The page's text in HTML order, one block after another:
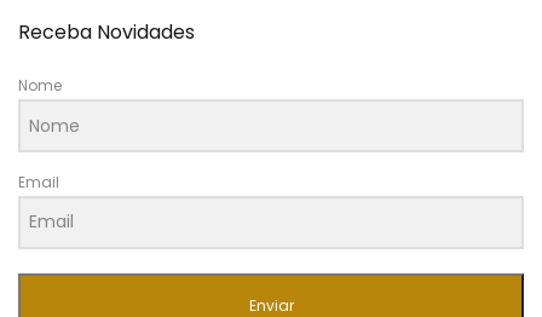
Receba Novidades
Nome
Email
Enviar